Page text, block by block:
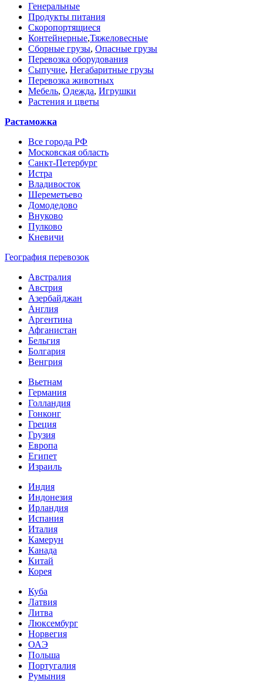
Генеральные
Продукты питания
Скоропортящиеся
Контейнерные,Тяжеловесные
Сборные грузы, Опасные грузы
Перевозка оборудования
Сыпучие, Негабаритные грузы
Перевозка животных
Мебель, Одежда, Игрушки
Растения и цветы
Растаможка
Все города РФ
Московская область
Санкт-Петербург
Истра
Владивосток
Шереметьево
Домодедово
Внуково
Пулково
Кневичи
География перевозок
Австралия
Австрия
Азербайджан
Англия
Аргентина
Афганистан
Бельгия
Болгария
Венгрия
Вьетнам
Германия
Голландия
Гонконг
Греция
Грузия
Европа
Египет
Израиль
Индия
Индонезия
Ирландия
Испания
Италия
Камерун
Канада
Китай
Корея
Куба
Латвия
Литва
Люксембург
Норвегия
ОАЭ
Польша
Португалия
Румыния